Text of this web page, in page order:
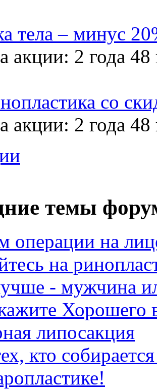
тела – минус
акции: 2 года 48
со
акции: 2 года 48
темы
операции на
на
- мужчина
Хорошего
липосакция
кто